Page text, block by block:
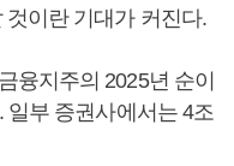
이란 기대가 커진다.
융지주의 2025년 순이
일부 증권사에서는 4조